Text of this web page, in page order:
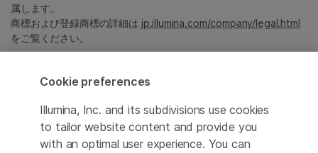
属します。
商標および登録商標の詳細は jp.illumina.com/company/legal.html
をご覧ください。
Cookie Management Center
プライバシーポリシ
Cookie preferences
Illumina, Inc. and its subdivisions use cookies
to tailor website content and provide you
with an optimal user experience. You can